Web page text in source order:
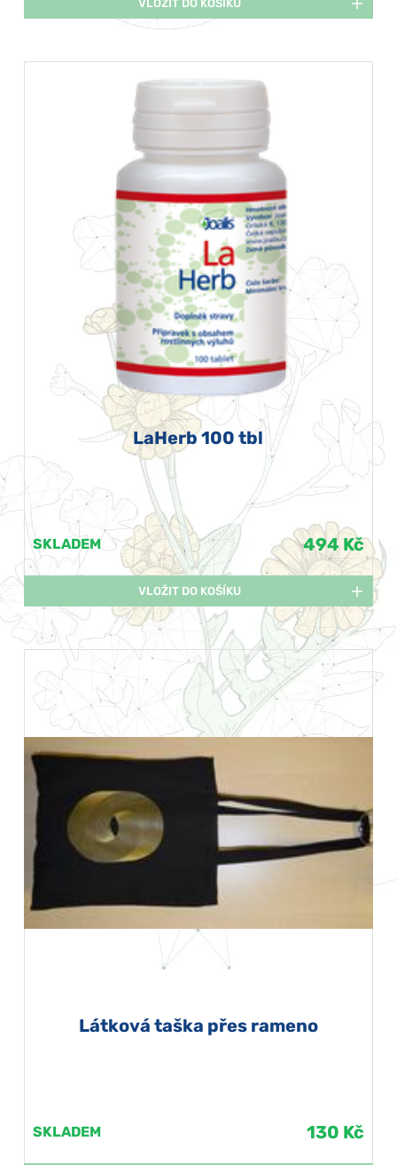
VLOŽIT DO KOŠÍKU
LaHerb 100 tbl
SKLADEM 494 Kč
VLOŽIT DO KOŠÍKU
Látková taška přes rameno
SKLADEM 130 Kč